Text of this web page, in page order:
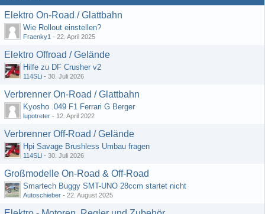
Elektro On-Road / Glattbahn
Wie Rollout einstellen?
Fraenky1 - 22. April 2025
Elektro Offroad / Gelände
Hilfe zu DF Crusher v2
114SLi - 30. Juli 2026
Verbrenner On-Road / Glattbahn
Kyosho .049 F1 Ferrari G Berger
lupotreter - 12. April 2022
Verbrenner Off-Road / Gelände
Hpi Savage Brushless Umbau fragen
114SLi - 30. Juli 2026
Großmodelle On-Road & Off-Road
Smartech Buggy SMT-UNO 28ccm startet nicht
Autoschieber - 22. August 2025